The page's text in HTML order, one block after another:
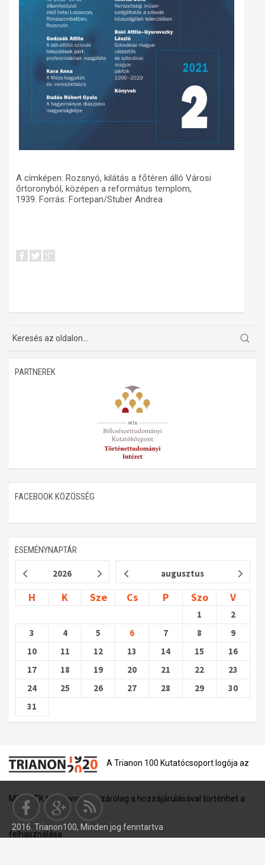
A címképen: Rozsnyó, kilátás a főtéren álló Városi
őrtoronyból, középen a református templom,
1939. Forrás: Fortepan/Stuber Andrea
PARTNEREK
FACEBOOK KÖZÖSSÉG
ESEMÉNYNAPTÁR
2026 augusztus
H K Sze Cs P Szo V
1
2
3
4 5 6 7 8
9
10
11 12 13 14 15
16
17
18 19 20 21 22
23
24
25 26 27 28 29
30
31
A Trianon 100 Kutatócsoport logója az
MTA BTK tulajdona, és kizárólag a hozzájárulásával történhet a
felhasználása.
2016. Trianon100, Minden jog fenntartva